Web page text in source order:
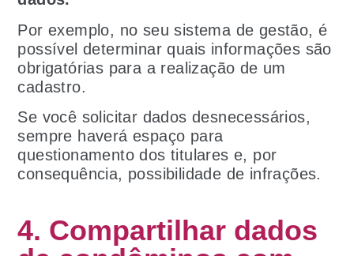
Por exemplo, no seu sistema de gestão, é
possível determinar quais informações são
obrigatórias para a realização de um
cadastro.
Se você solicitar dados desnecessários,
sempre haverá espaço para
questionamento dos titulares e, por
consequência, possibilidade de infrações.
4. Compartilhar dados